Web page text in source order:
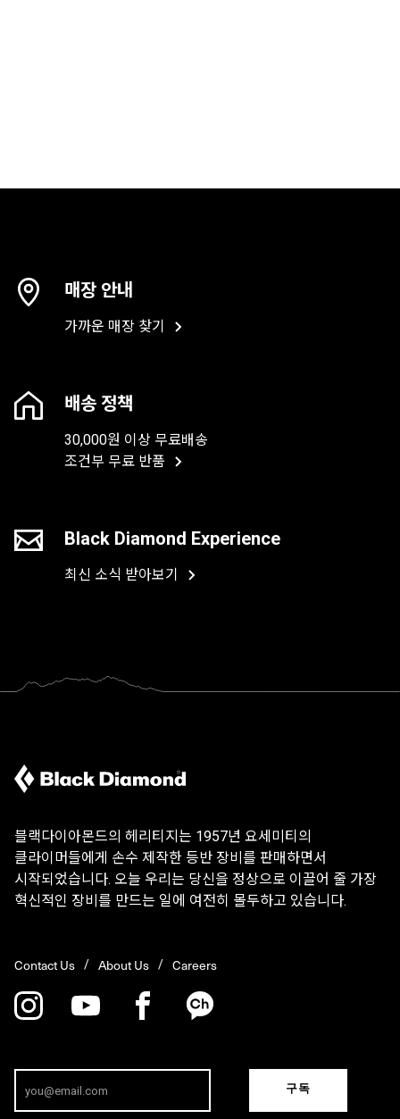
매장 안내
가까운 매장 찾기
배송 정책
30,000원 이상 무료배송
조건부 무료 반품
Black Diamond Experience
최신 소식 받아보기
블랙다이아몬드의 헤리티지는 1957년 요세미티의
클라이머들에게 손수 제작한 등반 장비를 판매하면서
시작되었습니다. 오늘 우리는 당신을 정상으로 이끌어 줄 가장
혁신적인 장비를 만드는 일에 여전히 몰두하고 있습니다.
Contact Us About Us Careers
구독